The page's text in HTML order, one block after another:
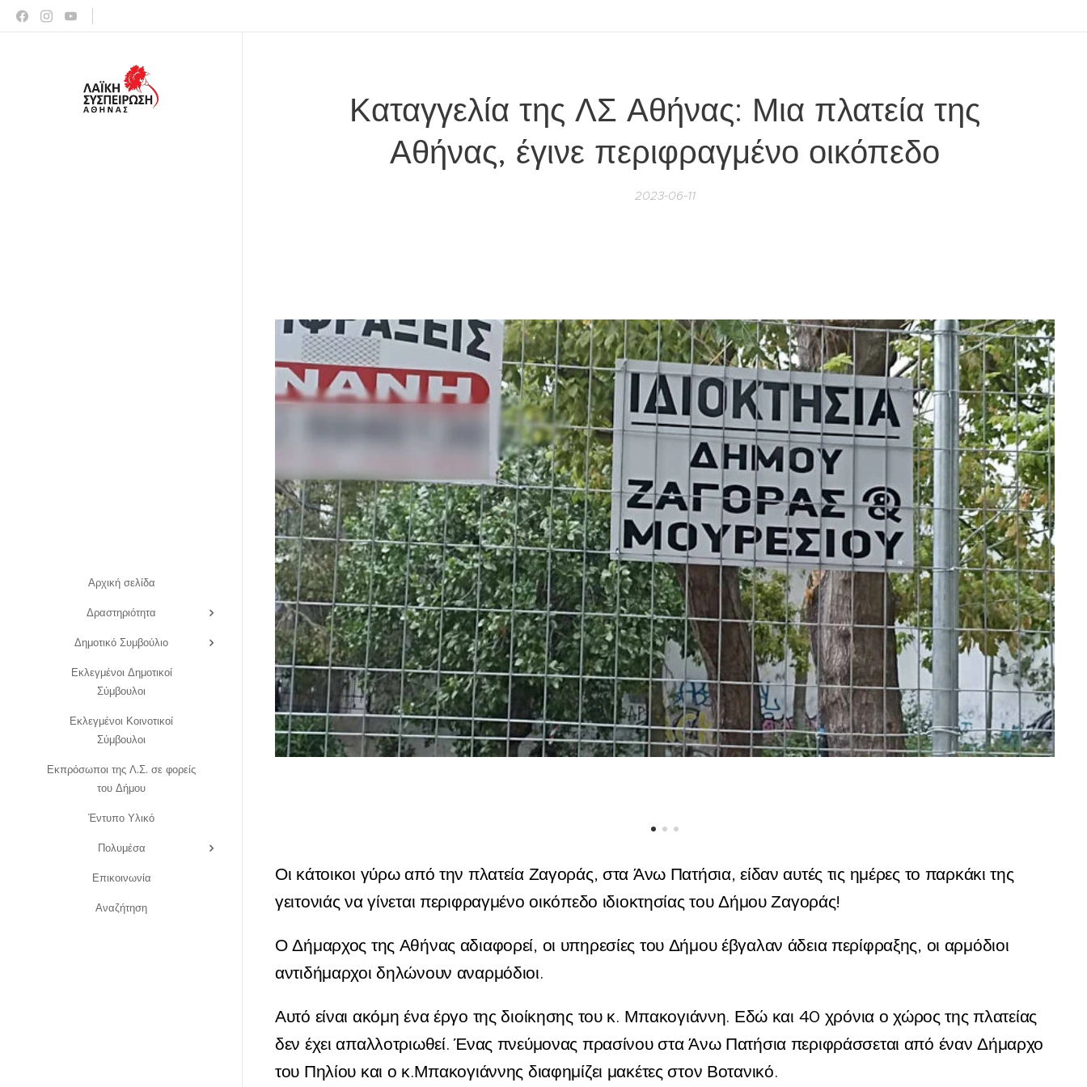
Αρχική σελίδα
Δραστηριότητα
Δημοτικό Συμβούλιο
Εκλεγμένοι Δημοτικοί
Σύμβουλοι
Εκλεγμένοι Κοινοτικοί
Σύμβουλοι
Εκπρόσωποι της Λ.Σ. σε φορείς
του Δήμου
Έντυπο Υλικό
Πολυμέσα
Επικοινωνία
Αναζήτηση
Καταγγελία της ΛΣ Αθήνας: Μια πλατεία της
Αθήνας, έγινε περιφραγμένο οικόπεδο
2023-06-11
Οι κάτοικοι γύρω από την πλατεία Ζαγοράς, στα Άνω Πατήσια, είδαν αυτές τις ημέρες το παρκάκι της
γειτονιάς να γίνεται περιφραγμένο οικόπεδο ιδιοκτησίας του Δήμου Ζαγοράς!
Ο Δήμαρχος της Αθήνας αδιαφορεί, οι υπηρεσίες του Δήμου έβγαλαν άδεια περίφραξης, οι αρμόδιοι
αντιδήμαρχοι δηλώνουν αναρμόδιοι.
Αυτό είναι ακόμη ένα έργο της διοίκησης του κ. Μπακογιάννη. Εδώ και 40 χρόνια ο χώρος της πλατείας
δεν έχει απαλλοτριωθεί. Ένας πνεύμονας πρασίνου στα Άνω Πατήσια περιφράσσεται από έναν Δήμαρχο
του Πηλίου και ο κ.Μπακογιάννης διαφημίζει μακέτες στον Βοτανικό.